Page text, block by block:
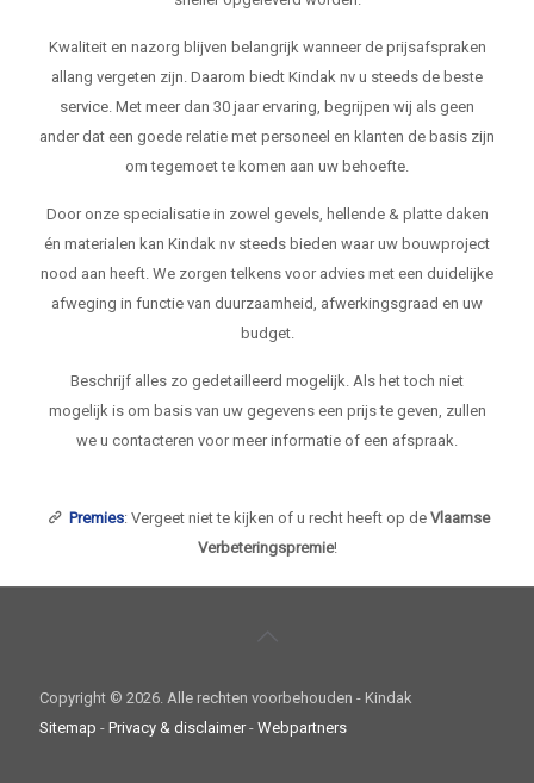
Kwaliteit en nazorg blijven belangrijk wanneer de prijsafspraken
allang vergeten zijn. Daarom biedt Kindak nv u steeds de beste
service. Met meer dan 30 jaar ervaring, begrijpen wij als geen
ander dat een goede relatie met personeel en klanten de basis zijn
om tegemoet te komen aan uw behoefte.
Door onze specialisatie in zowel gevels, hellende & platte daken
én materialen kan Kindak nv steeds bieden waar uw bouwproject
nood aan heeft. We zorgen telkens voor advies met een duidelijke
afweging in functie van duurzaamheid, afwerkingsgraad en uw
budget.
Beschrijf alles zo gedetailleerd mogelijk. Als het toch niet
mogelijk is om basis van uw gegevens een prijs te geven, zullen
we u contacteren voor meer informatie of een afspraak.
Premies: Vergeet niet te kijken of u recht heeft op deVlaamse
Verbeteringspremie!
Copyright © 2026. Alle rechten voorbehouden - Kindak
Sitemap - Privacy & disclaimer- Webpartners